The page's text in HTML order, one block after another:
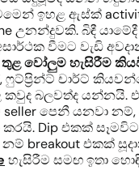
ඉහළ ඇස්ක්
උනන්දුවකි. බිඳී
වීමට වැඩි
තුළ වෝලුම හැසිරීම
ෆුට්ප්‍රින්ට් චාර්ට්
කවුද බලවත්ද යන්නයි.
පෙනී යනවා නම්,
Dip එකක්
breakout එකක්
හැසිරීම සමඟ ඉතා